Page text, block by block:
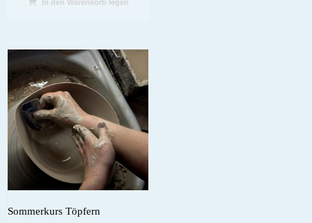
In den Warenkorb legen
Sommerkurs Töpfern